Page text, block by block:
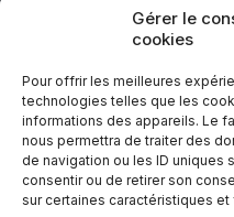
Gérer le
cookies
Pour offrir les meilleures
technologies telles que les
informations des appareils. Le
nous permettra de traiter des
de navigation ou les ID uniques
consentir ou de retirer son
sur certaines caractéristiques et
e de
conduite
plus sûre
et plus
agréable.